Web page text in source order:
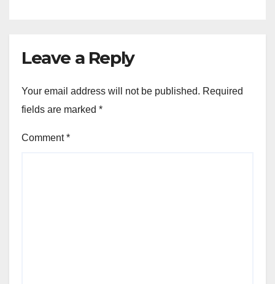
Leave a Reply
Your email address will not be published. Required
fields are marked *
Comment*